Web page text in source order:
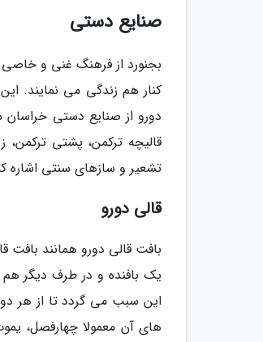
صنایع دستی
بجنورد از فرهنگ غنی و
کنار هم زندگی می نمایند.
دورو از صنایع دستی خراسان
قالیچه ترکمن، پشتی
تشعیر و سازهای سنتی اشاره
قالی دورو
بافت قالی دورو همانند
یک بافنده و در طرف دیگر
این سبب می گردد تا از هر
های آن معمولا چهارفصل،